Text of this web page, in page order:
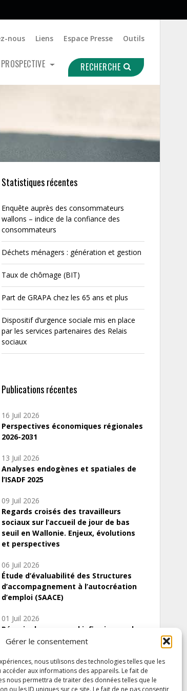
Gérer le consentement
nous utilisons des technologies telles que les
aux informations des appareils. Le fait de
nous permettra de traiter des données telles que le
ou les ID uniques sur ce site. Le fait de ne pas consentir
nous Liens Espace Presse Outils
PROSPECTIVE RECHERCHE
Statistiques récentes
Enquête auprès des consommateurs
wallons – indice de la confiance des
consommateurs
Déchets ménagers : génération et gestion
Taux de chômage (BIT)
Part de GRAPA chez les 65 ans et plus
Dispositif d’urgence sociale mis en place
par les services partenaires des Relais
sociaux
Publications récentes
16 Juil 2026
Perspectives économiques régionales
2026-2031
13 Juil 2026
Analyses endogènes et spatiales de
l’ISADF 2025
09 Juil 2026
Regards croisés des travailleurs
sociaux sur l’accueil de jour de bas
seuil en Wallonie. Enjeux, évolutions
et perspectives
06 Juil 2026
Étude d’évaluabilité des Structures
d’accompagnement à l’autocréation
d’emploi (SAACE)
01 Juil 2026
Pénurie du personnel infirmier :quels
indicateurs d’offre de soins pour